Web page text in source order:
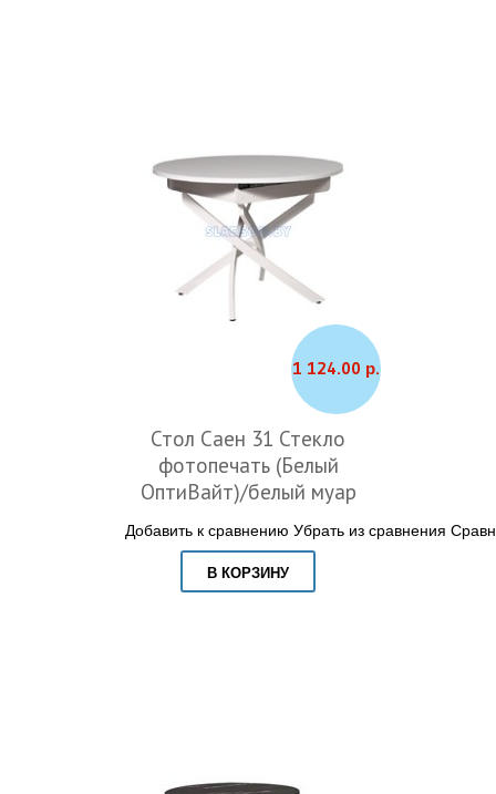
1 124.00 р.
Стол Саен 31 Стекло
фотопечать (Белый
ОптиВайт)/белый муар
Добавить к сравнению Убрать из сравнения
В КОРЗИНУ